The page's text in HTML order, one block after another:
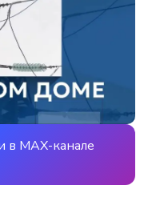
в MAX-канале